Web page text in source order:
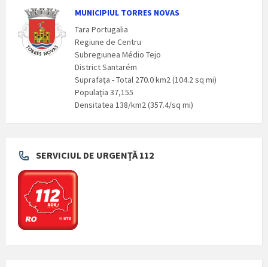
MUNICIPIUL TORRES NOVAS
Tara Portugalia
Regiune de Centru
Subregiunea Médio Tejo
District Santarém
Suprafaţa - Total 270.0 km2 (104.2 sq mi)
Populaţia 37,155
Densitatea 138/km2 (357.4/sq mi)
SERVICIUL DE URGENȚĂ 112